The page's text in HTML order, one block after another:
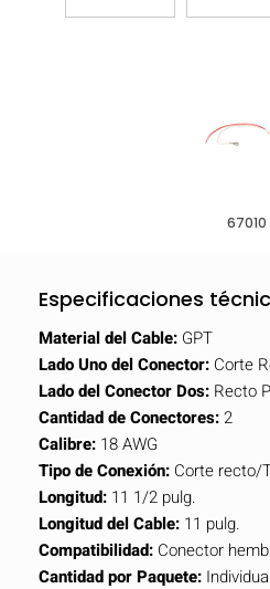
67010
Especificaciones
Material del Cable: GPT
Lado Uno del Conector: Corte
Lado del Conector Dos: Recto
Cantidad de Conectores:2
Calibre: 18 AWG
Tipo de Conexión: Corte recto/
Longitud: 11 1/2 pulg.
Longitud del Cable: 11 pulg.
Compatibilidad: Conector
Cantidad por Paquete: